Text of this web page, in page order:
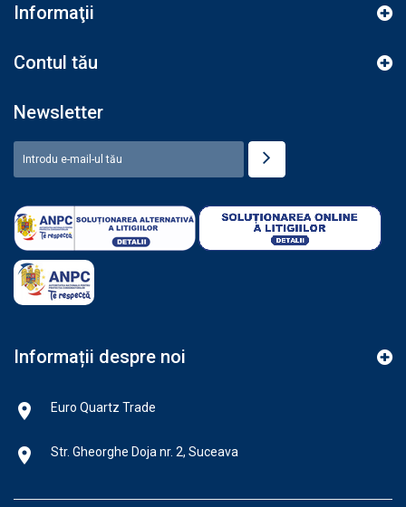
Informaţii
Contul tău
Newsletter
Informații despre noi
Euro Quartz Trade
Str. Gheorghe Doja nr. 2, Suceava